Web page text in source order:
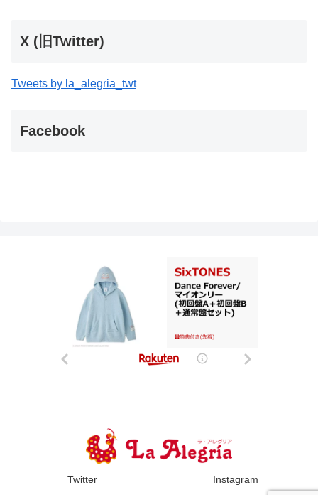
X (旧Twitter)
Tweets by la_alegria_twt
Facebook
Twitter
Instagram